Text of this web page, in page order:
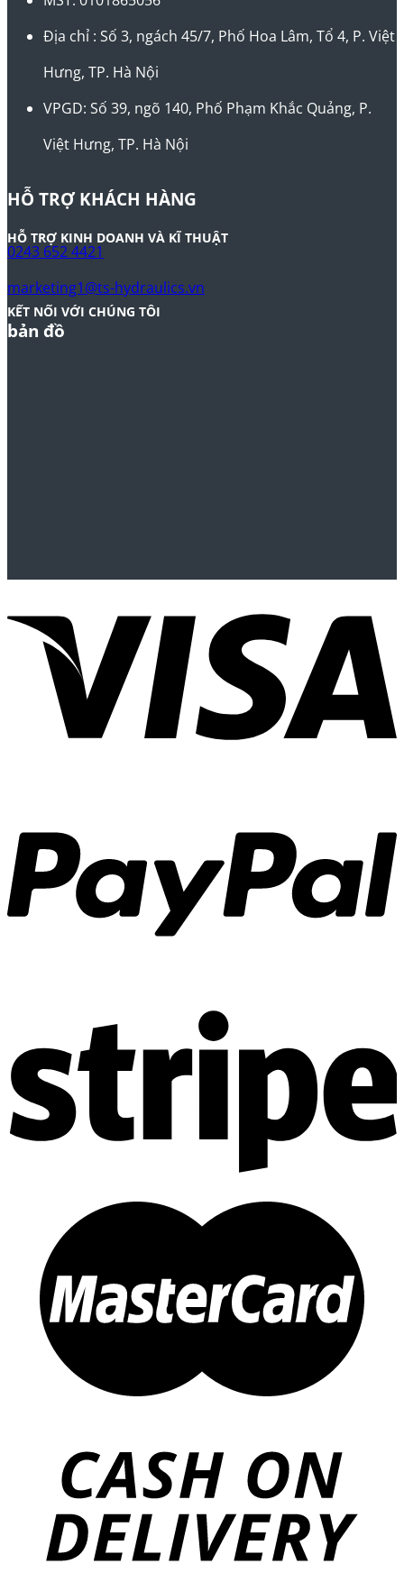
Địa chỉ : Số 3, ngách 45/7, Phố Hoa Lâm, Tổ 4, P. Việt
Hưng, TP. Hà Nội
VPGD: Số 39, ngõ 140, Phố Phạm Khắc Quảng, P.
Việt Hưng, TP. Hà Nội
HỖ TRỢ KHÁCH HÀNG
HỖ TRỢ KINH DOANH VÀ KĨ THUẬT
0243 652 4421
marketing1@ts-hydraulics.vn
KẾT NỐI VỚI CHÚNG TÔI
bản đồ